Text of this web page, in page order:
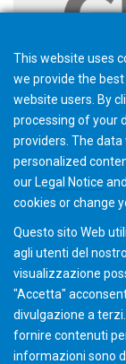
Teoria del
This website uses
we provide the
website users. By
processing of your
providers. The
personalized
our Legal Notice and
cookies or change
Questo sito Web
agli utenti del
visualizzazione
"Accetta"
divulgazione a
fornire contenuti
informazioni sono